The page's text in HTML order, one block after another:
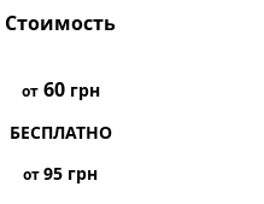
Стоимость
от60грн
БЕСПЛАТНО
от95 грн